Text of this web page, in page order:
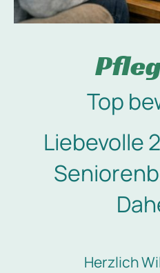
Top
Liebevolle
Herzlich